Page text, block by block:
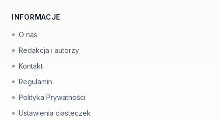
INFORMACJE
O nas
Redakcja i autorzy
Kontakt
Regulamin
Polityka Prywatności
Ustawienia ciasteczek